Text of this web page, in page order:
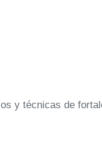
y técnicas de